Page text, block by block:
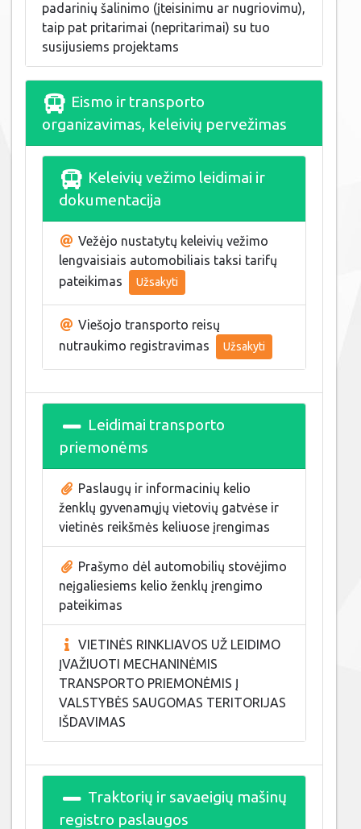
padarinių šalinimo (įteisinimu ar nugriovimu),
taip pat pritarimai (nepritarimai) su tuo
susijusiems projektams
Eismo ir transporto
organizavimas, keleivių pervežimas
Keleivių vežimo leidimai ir
dokumentacija
Vežėjo nustatytų keleivių vežimo
lengvaisiais automobiliais taksi tarifų
pateikimas
Užsakyti
Viešojo transporto reisų
nutraukimo registravimas
Užsakyti
Leidimai transporto
priemonėms
Paslaugų ir informacinių kelio
ženklų gyvenamųjų vietovių gatvėse ir
vietinės reikšmės keliuose įrengimas
Prašymo dėl automobilių stovėjimo
neįgaliesiems kelio ženklų įrengimo
pateikimas
VIETINĖS RINKLIAVOS UŽ LEIDIMO
ĮVAŽIUOTI MECHANINĖMIS
TRANSPORTO PRIEMONĖMIS Į
VALSTYBĖS SAUGOMAS TERITORIJAS
IŠDAVIMAS
Traktorių ir savaeigių mašinų
registro paslaugos